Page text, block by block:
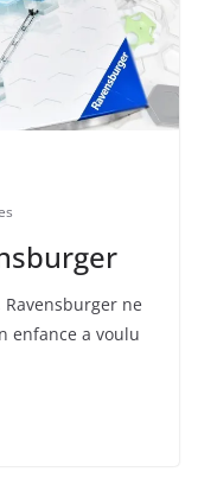
ne
enfance a voulu